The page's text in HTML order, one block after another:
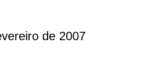
de 2007